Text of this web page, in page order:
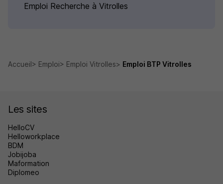
Emploi Recherche à Vitrolles
Accueil Emploi Emploi Vitrolles Emploi BTP Vitrolles
Les sites
HelloCV
Helloworkplace
BDM
Jobijoba
Maformation
Diplomeo